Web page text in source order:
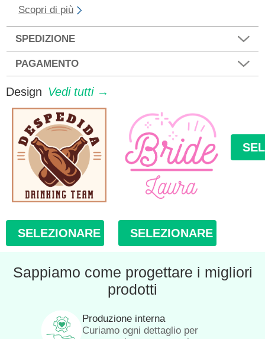
Scopri di più
SPEDIZIONE
PAGAMENTO
Design Vedi tutti →
SELEZIONARE SELEZIONARE
Sappiamo come progettare i migliori
prodotti
Produzione interna
Curiamo ogni dettaglio per